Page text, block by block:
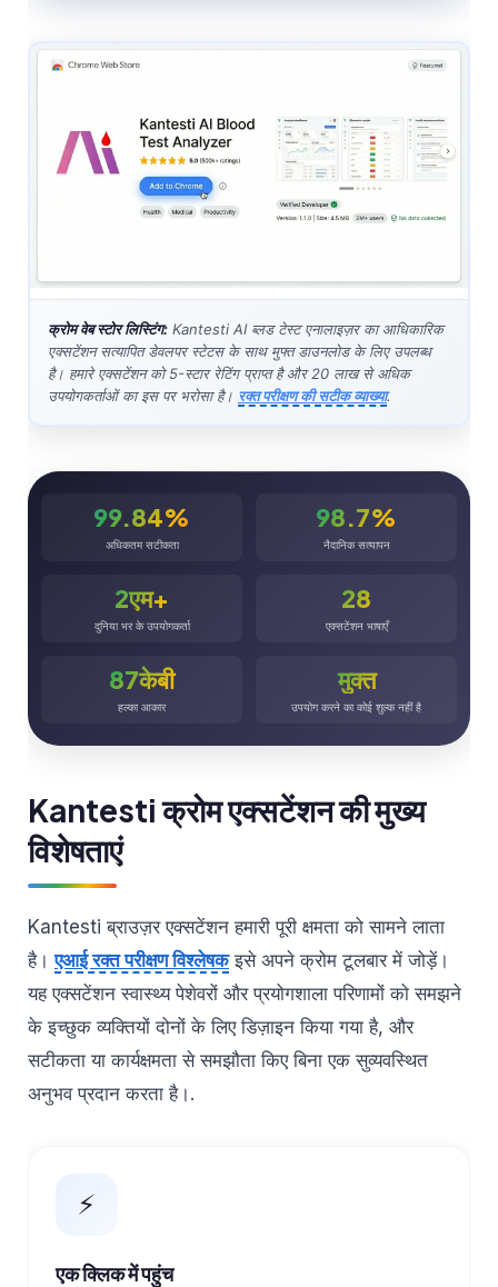
क्रोम वेब स्टोर लिस्टिंग: Kantesti AI ब्लड टेस्ट एनालाइज़र का आधिकारिक
एक्सटेंशन सत्यापित डेवलपर स्टेटस के साथ मुफ्त डाउनलोड के लिए उपलब्ध
है। हमारे एक्सटेंशन को 5-स्टार रेटिंग प्राप्त है और 20 लाख से अधिक
उपयोगकर्ताओं का इस पर भरोसा है। रक्त परीक्षण की सटीक व्याख्या.
99.84%
अधिकतम सटीकता
98.7%
नैदानिक सत्यापन
2एम+
दुनिया भर के उपयोगकर्ता
28
एक्सटेंशन भाषाएँ
87केबी
हल्का आकार
मुक्त
उपयोग करने का कोई शुल्क नहीं है
Kantesti क्रोम एक्सटेंशन की मुख्य
विशेषताएं
Kantesti ब्राउज़र एक्सटेंशन हमारी पूरी क्षमता को सामने लाता
है।एआई रक्त परीक्षण विश्लेषकइसे अपने क्रोम टूलबार में जोड़ें।
यह एक्सटेंशन स्वास्थ्य पेशेवरों और प्रयोगशाला परिणामों को समझने
के इच्छुक व्यक्तियों दोनों के लिए डिज़ाइन किया गया है, और
सटीकता या कार्यक्षमता से समझौता किए बिना एक सुव्यवस्थित
अनुभव प्रदान करता है।.
⚡
एक क्लिक में पहुंच